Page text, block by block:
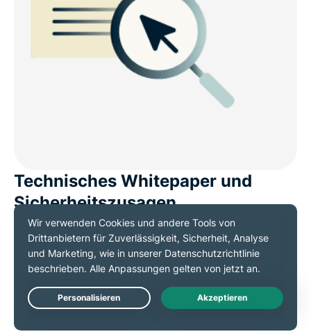
Technisches Whitepaper und
Sicherheitszusagen
ExpressVPN hat einspezielles Whitepaper für die IP
zur Verfügung gestellt. Darin wird beschrieben, wie
das Add-on von grundauf erstellt wurde – nicht nur
für den Datenschutz, sondern auch für dasVertrauen
Live Chat